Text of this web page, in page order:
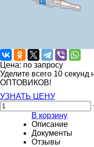
Цена: по запросу
Уделите всего 10
ОПТОВИКОВ!
УЗНАТЬ ЦЕНУ
В корзину
Описание
Документы
Отзывы